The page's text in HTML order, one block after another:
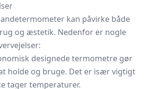
kan påvirke både
og æstetik. Nedenfor er nogle
designedetermometre gør
holde og bruge. Det er især vigtigt
tager temperaturer.